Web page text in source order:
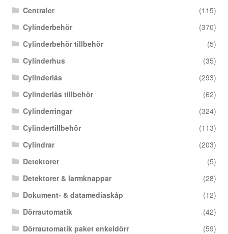
Centraler
(115)
Cylinderbehör
(370)
Cylinderbehör tillbehör
(5)
Cylinderhus
(35)
Cylinderlås
(293)
Cylinderlås tillbehör
(62)
Cylinderringar
(324)
Cylindertillbehör
(113)
Cylindrar
(203)
Detektorer
(5)
Detektorer & larmknappar
(28)
Dokument- & datamediaskåp
(12)
Dörrautomatik
(42)
Dörrautomatik paket enkeldörr
(59)